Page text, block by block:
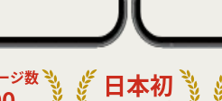
ジ数 日本初